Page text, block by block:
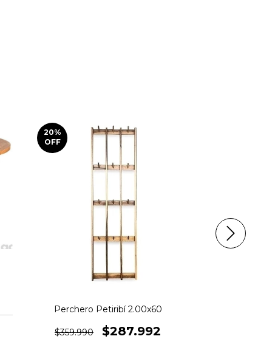
20%
OFF
Perchero Petiribí 2.00x60
$359.990 $287.992